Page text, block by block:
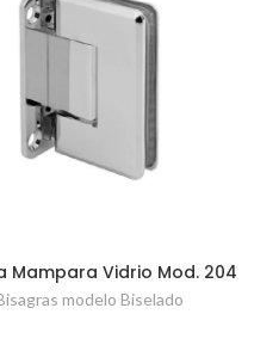
Mampara Vidrio Mod. 204
modelo Biselado